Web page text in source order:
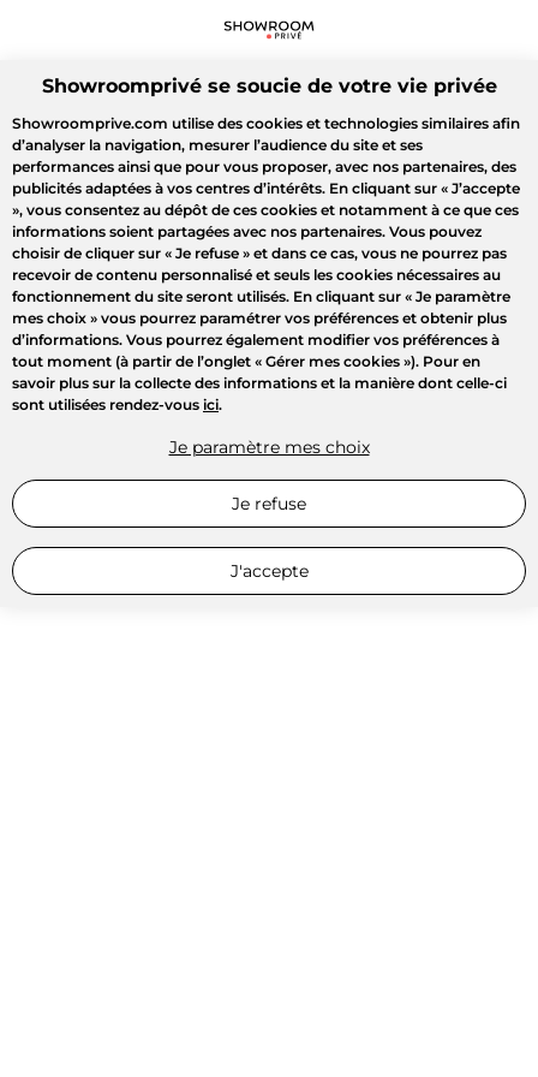
Showroomprivé se soucie de votre vie privée
Showroomprive.com utilise des cookies et technologies similaires afin
d’analyser la navigation, mesurer l’audience du site et ses
performances ainsi que pour vous proposer, avec nos partenaires, des
publicités adaptées à vos centres d’intérêts. En cliquant sur « J’accepte
», vous consentez au dépôt de ces cookies et notamment à ce que ces
informations soient partagées avec nos partenaires. Vous pouvez
choisir de cliquer sur « Je refuse » et dans ce cas, vous ne pourrez pas
recevoir de contenu personnalisé et seuls les cookies nécessaires au
fonctionnement du site seront utilisés. En cliquant sur « Je paramètre
mes choix » vous pourrez paramétrer vos préférences et obtenir plus
d’informations. Vous pourrez également modifier vos préférences à
tout moment (à partir de l’onglet « Gérer mes cookies »). Pour en
savoir plus sur la collecte des informations et la manière dont celle-ci
sont utilisées rendez-vous ici.
Je paramètre mes choix
Je refuse
J'accepte